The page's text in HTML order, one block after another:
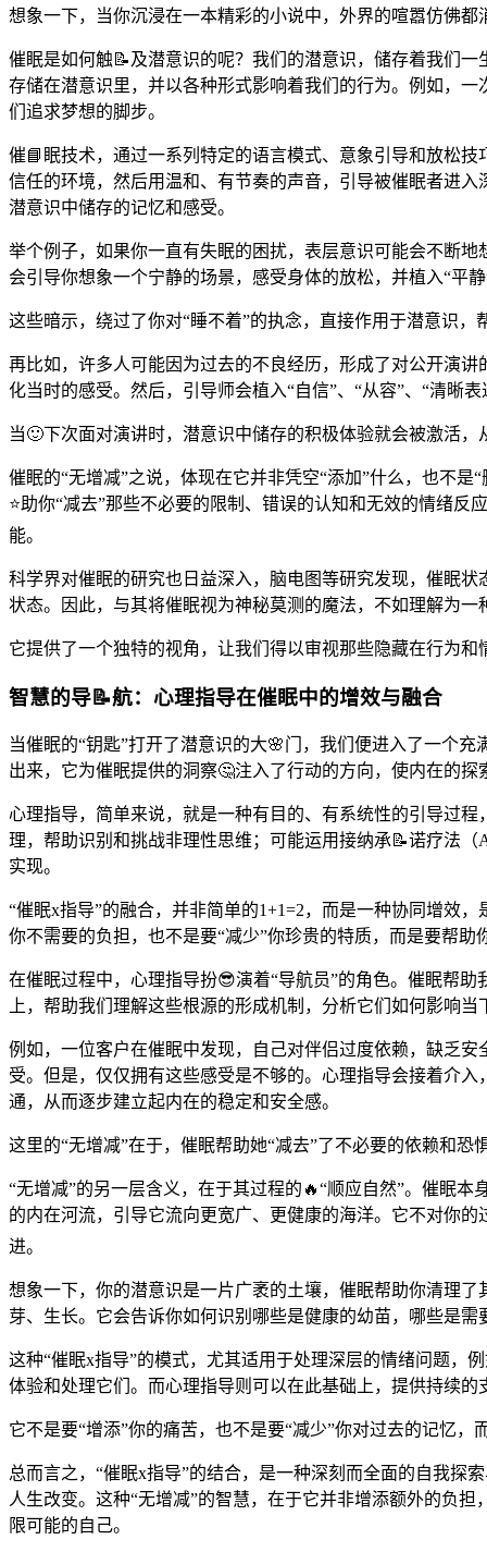
想象一下，当你沉浸在一本精彩的小说中，外界的喧嚣仿佛
催眠是如何触📝及潜意识的呢？我们的潜意识，储存着我们
存储在潜意识里，并以各种形式影响着我们的行为。例如，
们追求梦想的脚步。
催📘眠技术，通过一系列特定的语言模式、意象引导和放松
信任的环境，然后用温和、有节奏的声音，引导被催眠者进
潜意识中储存的记忆和感受。
举个例子，如果你一直有失眠的困扰，表层意识可能会不断
会引导你想象一个宁静的场景，感受身体的放松，并植入“平静
这些暗示，绕过了你对“睡不着”的执念，直接作用于潜意识
再比如，许多人可能因为过去的不良经历，形成了对公开演
化当时的感受。然后，引导师会植入“自信”、“从容”、“清晰
当🙂下次面对演讲时，潜意识中储存的积极体验就会被激活，
催眠的“无增减”之说，体现在它并非凭空“添加”什么，也不
⭐助你“减去”那些不必要的限制、错误的认知和无效的情绪
能。
科学界对催眠的研究也日益深入，脑电图等研究发现，催眠
状态。因此，与其将催眠视为神秘莫测的魔法，不如理解为
它提供了一个独特的视角，让我们得以审视那些隐藏在行为
智慧的导📝航：心理指导在催眠中的增效与融合
当催眠的“钥匙”打开了潜意识的大🌸门，我们便进入了一个
出来，它为催眠提供的洞察🤔注入了行动的方向，使内在的探
心理指导，简单来说，就是一种有目的、有系统性的引导过
理，帮助识别和挑战非理性思维；可能运用接纳承📝诺疗法
实现。
“催眠x指导”的融合，并非简单的1+1=2，而是一种协同增效
你不需要的负担，也不是要“减少”你珍贵的特质，而是要帮助
在催眠过程中，心理指导扮😎演着“导航员”的角色。催眠帮
上，帮助我们理解这些根源的形成机制，分析它们如何影响当
例如，一位客户在催眠中发现，自己对伴侣过度依赖，缺乏
受。但是，仅仅拥有这些感受是不够的。心理指导会接着介
通，从而逐步建立起内在的稳定和安全感。
这里的“无增减”在于，催眠帮助她“减去”了不必要的依赖和
“无增减”的另一层含义，在于其过程的🔥“顺应自然”。催眠
的内在河流，引导它流向更宽广、更健康的海洋。它不对你
进。
想象一下，你的潜意识是一片广袤的土壤，催眠帮助你清理
芽、生长。它会告诉你如何识别哪些是健康的幼苗，哪些是
这种“催眠x指导”的模式，尤其适用于处理深层的情绪问题，
体验和处理它们。而心理指导则可以在此基础上，提供持续
它不是要“增添”你的痛苦，也不是要“减少”你对过去的记忆
总而言之，“催眠x指导”的结合，是一种深刻而全面的自我探
人生改变。这种“无增减”的智慧，在于它并非增添额外的负
限可能的自己。